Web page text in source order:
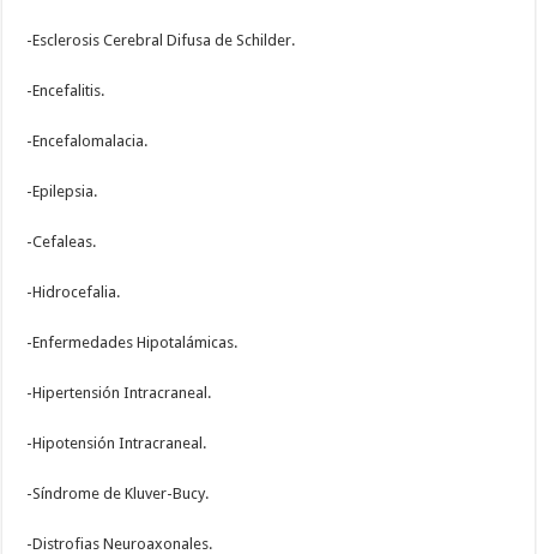
-Esclerosis Cerebral Difusa de Schilder.
-Encefalitis.
-Encefalomalacia.
-Epilepsia.
-Cefaleas.
-Hidrocefalia.
-Enfermedades Hipotalámicas.
-Hipertensión Intracraneal.
-Hipotensión Intracraneal.
-Síndrome de Kluver-Bucy.
-Distrofias Neuroaxonales.